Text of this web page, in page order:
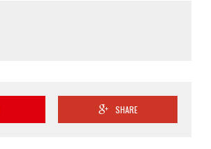
SHARE